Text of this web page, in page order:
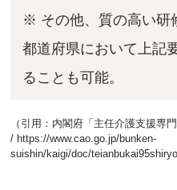
※ その他、質の⾼い研
都道府県において上記
ることも可能。
（引用：内閣府「主任介護支援専門
/ https://www.cao.go.jp/bunken-
suishin/kaigi/doc/